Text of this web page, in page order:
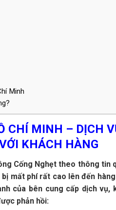
Minh
CHÍ MINH – DỊCH
KHÁCH HÀNG
Cống Nghẹt theo thông tin
mất phí rất cao lên đến
của bên cung cấp dịch vụ,
phản hồi: